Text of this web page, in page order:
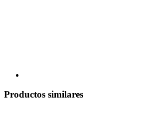
Productos similares